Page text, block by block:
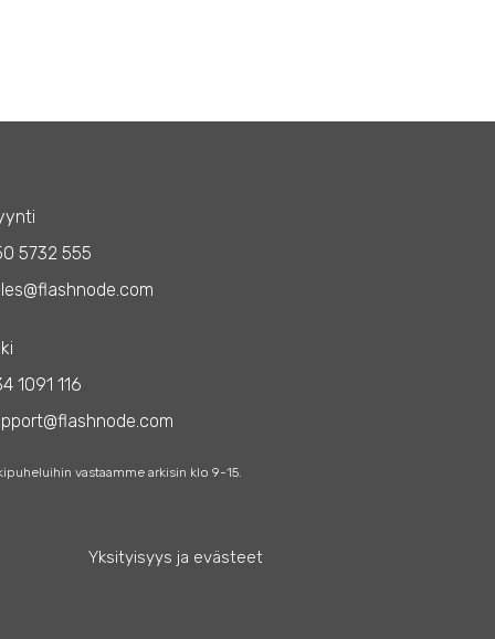
5732 555
1091 116
vastaamme arkisin klo 9-15.
Yksityisyys ja evästeet